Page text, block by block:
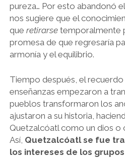
pureza… Por esto abandonó
nos sugiere que el
que retirarsetemporalmente
promesa de que regresaría
armonía y el equilibrio.
Tiempo después, el
enseñanzas empezaron a
pueblos transformaron los
ajustaron a su historia,
Quetzalcóatl como un dios o
Así, Quetzalcóatl se fue
los intereses de los